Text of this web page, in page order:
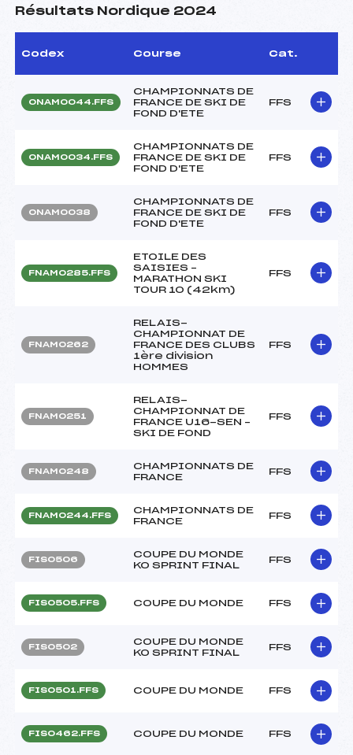
Résultats Nordique 2024
Codex Course Cat.
ONAM0044.FFS
CHAMPIONNATS DE
FRANCE DE SKI DE
FOND D'ETE
FFS
ONAM0034.FFS
CHAMPIONNATS DE
FRANCE DE SKI DE
FOND D'ETE
FFS
ONAM0038
CHAMPIONNATS DE
FRANCE DE SKI DE
FOND D'ETE
FFS
FNAM0285.FFS
ETOILE DES
SAISIES –
MARATHON SKI
TOUR 10 (42km)
FFS
FNAM0262
RELAIS-
CHAMPIONNAT DE
FRANCE DES CLUBS
1ère division
HOMMES
FFS
FNAM0251
RELAIS-
CHAMPIONNAT DE
FRANCE U16-SEN –
SKI DE FOND
FFS
FNAM0248
CHAMPIONNATS DE
FRANCE
FFS
FNAM0244.FFS
CHAMPIONNATS DE
FRANCE
FFS
FIS0506
COUPE DU MONDE
KO SPRINT FINAL
FFS
FIS0505.FFS COUPE DU MONDE FFS
FIS0502
COUPE DU MONDE
KO SPRINT FINAL
FFS
FIS0501.FFS COUPE DU MONDE FFS
FIS0462.FFS COUPE DU MONDE FFS